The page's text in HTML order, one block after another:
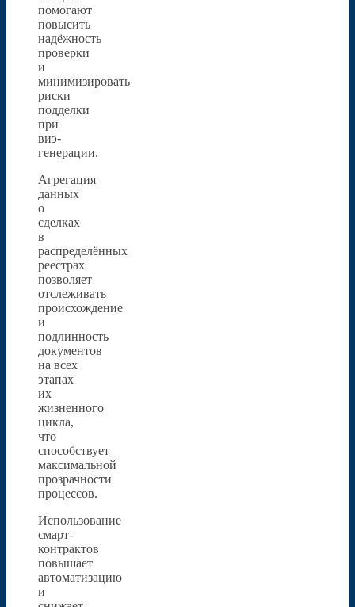
помогают
повысить
надёжность
проверки
и
минимизировать
риски
подделки
при
виэ-
генерации.
Агрегация
данных
о
сделках
в
распределённых
реестрах
позволяет
отслеживать
происхождение
и
подлинность
документов
на всех
этапах
их
жизненного
цикла,
что
способствует
максимальной
прозрачности
процессов.
Использование
смарт-
контрактов
повышает
автоматизацию
и